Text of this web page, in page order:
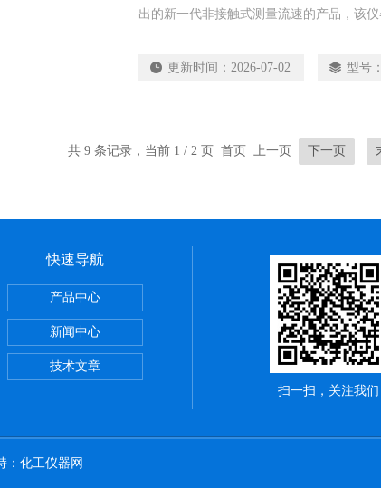
出的新一代非接触式测量流速的产品，该
更新时间： 2026-07-02 型号：
共 9 条记录，当前 1 / 2 页 首页 上一页 下一页
系统
快速导航
产品中心
新闻中心
技术文章
扫一扫，关注我们
化工仪器网